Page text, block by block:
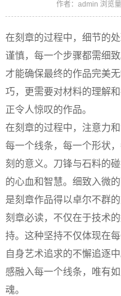
作者：admin 浏览
在刻章的过程中，细节的
谨慎，每一个步骤都需细
才能确保最终的作品完美
巧，更需要对材料的理解
正令人惊叹的作品。
在刻章的过程中，注意力
每一个线条，每一个形状
刻的意义。刀锋与石料的
的心血和智慧。细致入微
是刻章作品得以卓尔不群的
刻章必读，不仅在于技术
持。这种坚持不仅体现在
自身艺术追求的不懈追逐
感融入每一个线条，唯有
魂。